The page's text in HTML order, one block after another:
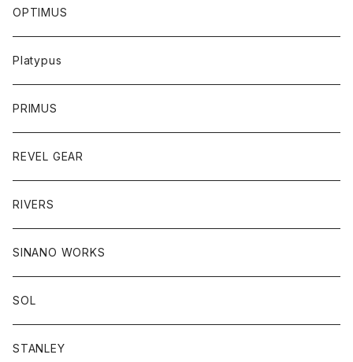
OPTIMUS
Platypus
PRIMUS
REVEL GEAR
RIVERS
SINANO WORKS
SOL
STANLEY